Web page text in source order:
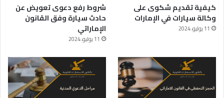
كيفية تقديم شكوى على
وكالة سيارات في الإمارات
11 يوليو، 2024
شروط رفع دعوى تعويض عن
حادث سيارة وفق القانون
الإماراتي
11 يوليو، 2024